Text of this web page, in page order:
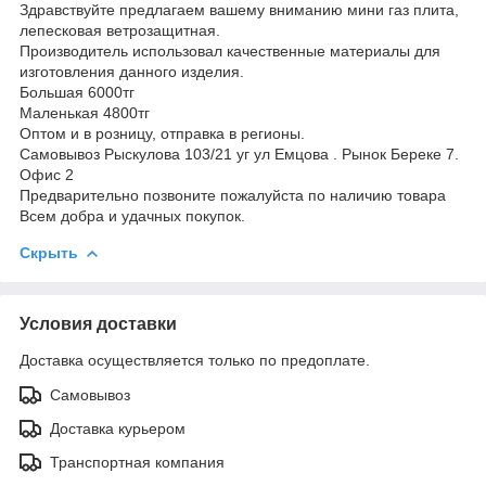
Здравствуйте предлагаем вашему вниманию мини газ плита,
лепесковая ветрозащитная.
Производитель использовал качественные материалы для
изготовления данного изделия.
Большая 6000тг
Маленькая 4800тг
Оптом и в розницу, отправка в регионы.
Самовывоз Рыскулова 103/21 уг ул Емцова . Рынок Береке 7.
Офис 2
Предварительно позвоните пожалуйста по наличию товара
Всем добра и удачных покупок.
Скрыть
Условия доставки
Доставка осуществляется только по предоплате.
Самовывоз
Доставка курьером
Транспортная компания